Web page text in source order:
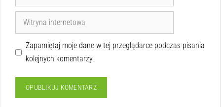
Zapamiętaj moje dane w tej przeglądarce podczas pisania
kolejnych komentarzy.